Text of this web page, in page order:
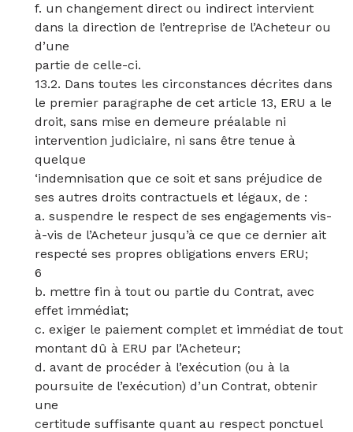
f. un changement direct ou indirect intervient
dans la direction de l’entreprise de l’Acheteur ou
d’une
partie de celle-ci.
13.2. Dans toutes les circonstances décrites dans
le premier paragraphe de cet article 13, ERU a le
droit, sans mise en demeure préalable ni
intervention judiciaire, ni sans être tenue à
quelque
‘indemnisation que ce soit et sans préjudice de
ses autres droits contractuels et légaux, de :
a. suspendre le respect de ses engagements vis-
à-vis de l’Acheteur jusqu’à ce que ce dernier ait
respecté ses propres obligations envers ERU;
6
b. mettre fin à tout ou partie du Contrat, avec
effet immédiat;
c. exiger le paiement complet et immédiat de tout
montant dû à ERU par l’Acheteur;
d. avant de procéder à l’exécution (ou à la
poursuite de l’exécution) d’un Contrat, obtenir
une
certitude suffisante quant au respect ponctuel